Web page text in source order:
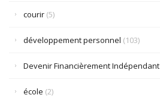
courir (5)
développement personnel (103)
Devenir Financièrement Indépendant
école (2)